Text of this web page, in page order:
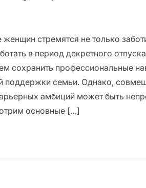
стремятся не только
в период декретного
сохранить профессиональные
поддержки семьи. Однако,
амбиций может быть
основные […]